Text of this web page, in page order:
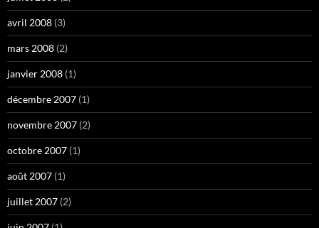
avril 2008 (3)
mars 2008 (2)
janvier 2008 (1)
décembre 2007 (1)
novembre 2007 (2)
octobre 2007 (1)
août 2007 (1)
juillet 2007 (2)